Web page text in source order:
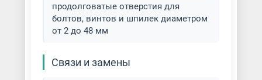
продолговатые отверстия для
болтов, винтов и шпилек диаметром
от 2 до 48 мм
Связи и замены